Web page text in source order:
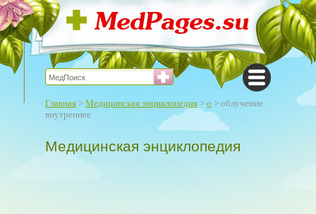
Главная > Медицинская энциклопедия > о > облучение
внутреннее
Медицинская энциклопедия